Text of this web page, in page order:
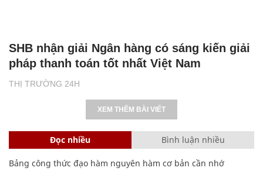
THỊ TRƯỜNG 24H
SHB nhận giải Ngân hàng có sáng kiến giải
pháp thanh toán tốt nhất Việt Nam
XEM THÊM BÀI VIẾT
Đọc nhiều Bình luận nhiều
Bảng công thức đạo hàm nguyên hàm cơ bản cần nhớ